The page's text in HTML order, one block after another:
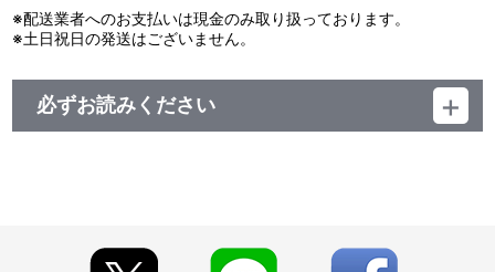
※配送業者へのお支払いは現金のみ取り扱っております。
※土日祝日の発送はございません。
必ずお読みください